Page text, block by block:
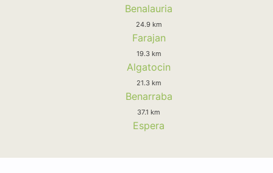
Benalauria
24.9 km
Farajan
19.3 km
Algatocin
21.3 km
Benarraba
37.1 km
Espera